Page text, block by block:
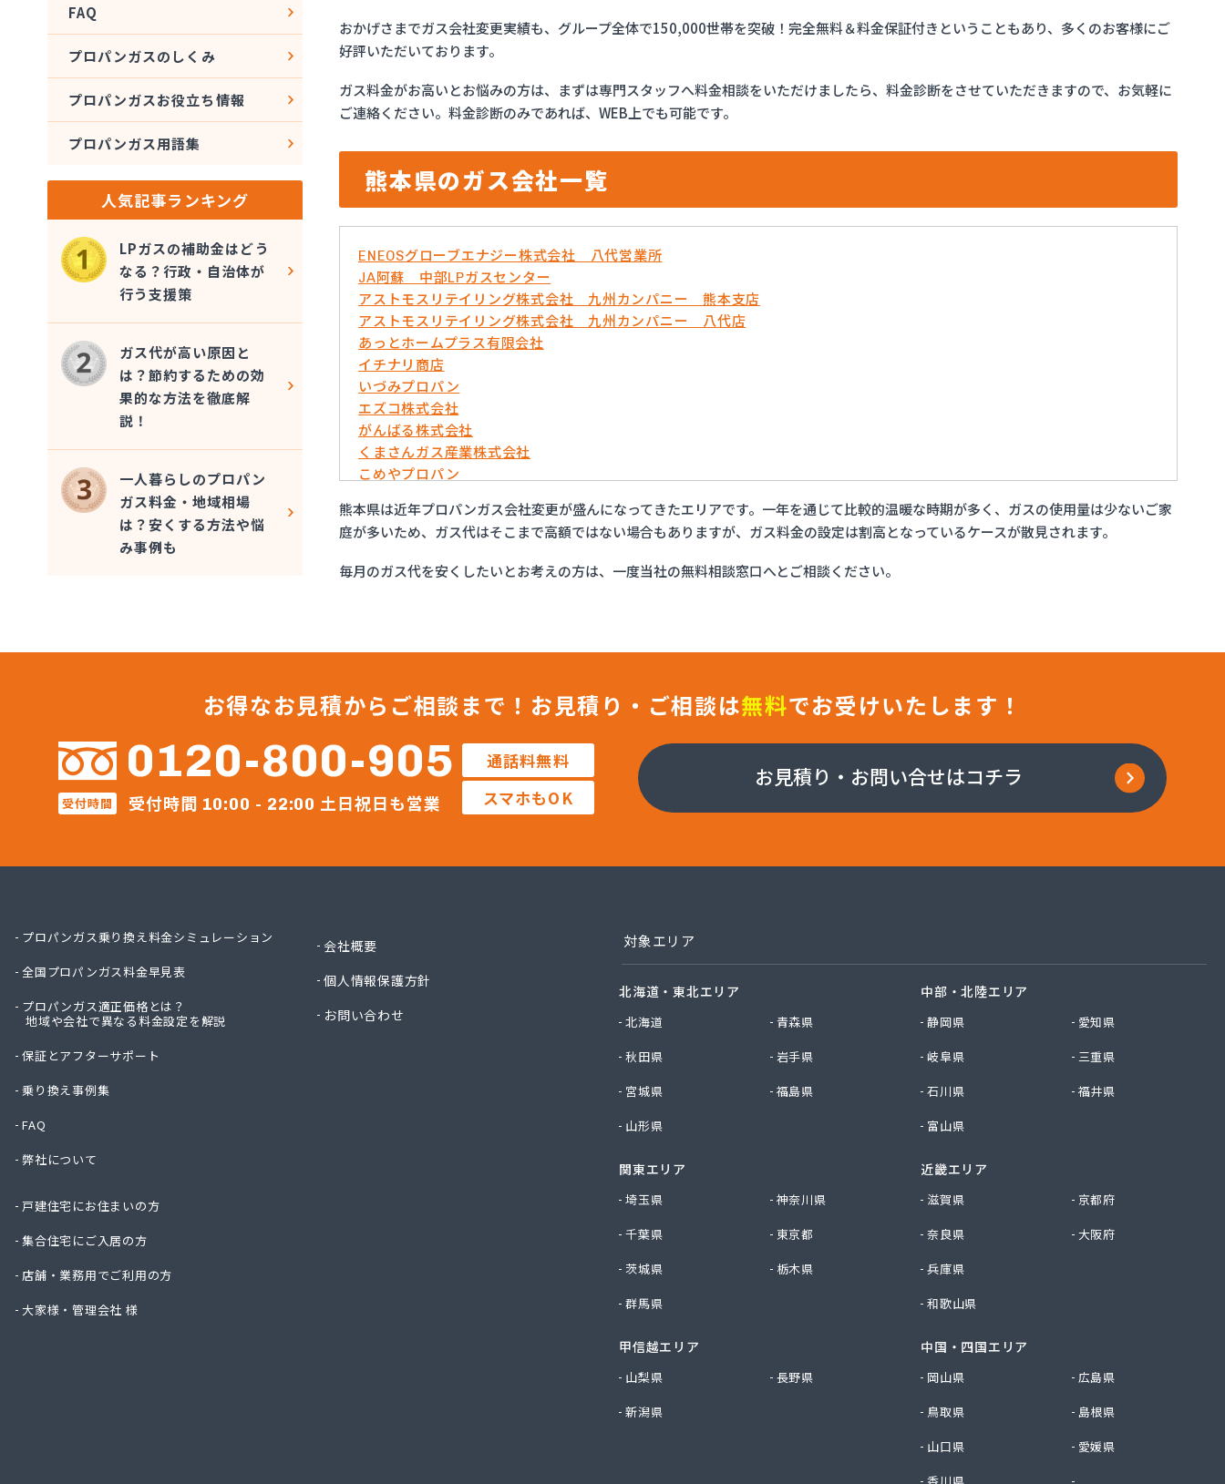
おかげさまでガス会社変更実績も、グループ全体で150,000世帯を突破！完全無料＆料金保証付きということもあり、多くのお客様にご
好評いただいております。
ガス料金がお高いとお悩みの方は、まずは専門スタッフへ料金相談をいただけましたら、料金診断をさせていただきますので、お気軽に
ご連絡ください。料金診断のみであれば、WEB上でも可能です。
熊本県のガス会社一覧
ENEOSグローブエナジー株式会社 八代営業所
JA阿蘇 中部LPガスセンター
アストモスリテイリング株式会社 九州カンパニー 熊本支店
アストモスリテイリング株式会社 九州カンパニー 八代店
あっとホームプラス有限会社
イチナリ商店
いづみプロパン
エズコ株式会社
がんばる株式会社
くまさんガス産業株式会社
こめやプロパン
サンエス設備機器株式会社
フルキ石油株式会社 ガス部
むらた
ライフガス山口
井上商店
永田商店
岡崎商店
株式会社Misumi熊本オフィス オートガススタンド
株式会社Misumi熊本オフィス ミスミガス熊本店・石油・ガス卸部
株式会社アイティーエス
株式会社いわもと
株式会社エコア 北部充填所
株式会社シバタ 熊本営業所
株式会社ダイイチライフ
熊本県は近年プロパンガス会社変更が盛んになってきたエリアです。一年を通じて比較的温暖な時期が多く、ガスの使用量は少ないご家
庭が多いため、ガス代はそこまで高額ではない場合もありますが、ガス料金の設定は割高となっているケースが散見されます。
毎月のガス代を安くしたいとお考えの方は、一度当社の無料相談窓口へとご相談ください。
FAQ
プロパンガスのしくみ
プロパンガスお役立ち情報
プロパンガス用語集
人気記事ランキング
LPガスの補助金はどう
なる？行政・自治体が
行う支援策
ガス代が高い原因と
は？節約するための効
果的な方法を徹底解
説！
一人暮らしのプロパン
ガス料金・地域相場
は？安くする方法や悩
み事例も
お得なお見積からご相談まで！ お見積り・ご相談は無料でお受けいたします！
0120-800-905
受付時間 受付時間 10:00 - 22:00 土日祝日も営業
通話料無料
スマホもOK
お見積り・お問い合せはコチラ
プロパンガス乗り換え料金シミュレーション
全国プロパンガス料金早見表
プロパンガス適正価格とは？
地域や会社で異なる料金設定を解説
保証とアフターサポート
乗り換え事例集
FAQ
弊社について
戸建住宅にお住まいの方
集合住宅にご入居の方
店舗・業務用でご利用の方
大家様・管理会社 様
会社概要
個人情報保護方針
お問い合わせ
対象エリア
北海道・東北エリア
北海道
青森県
秋田県
岩手県
宮城県
福島県
山形県
関東エリア
埼玉県
神奈川県
千葉県
東京都
茨城県
栃木県
群馬県
甲信越エリア
山梨県
長野県
新潟県
中部・北陸エリア
静岡県
愛知県
岐阜県
三重県
石川県
福井県
富山県
近畿エリア
滋賀県
京都府
奈良県
大阪府
兵庫県
和歌山県
中国・四国エリア
岡山県
広島県
鳥取県
島根県
山口県
愛媛県